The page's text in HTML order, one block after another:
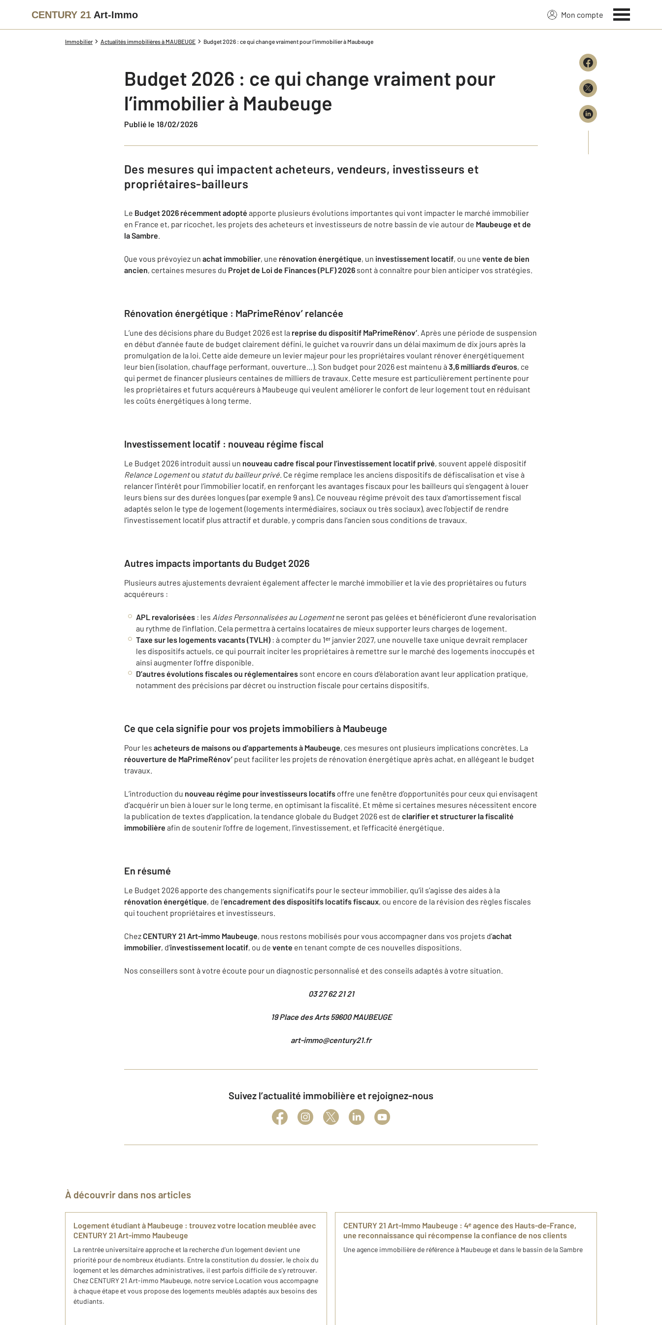
CENTURY 21 Art-Immo Mon compte
Immobilier Actualités immobilières à MAUBEUGE Budget 2026 : ce qui change vraiment pour l’immobilier à Maubeuge
Budget 2026 : ce qui change vraiment pour
l’immobilier à Maubeuge
Publié le 18/02/2026
Des mesures qui impactent acheteurs, vendeurs, investisseurs et
propriétaires-bailleurs
Le Budget 2026 récemment adopté apporte plusieurs évolutions importantes qui vont impacter le marché immobilier
en France et, par ricochet, les projets des acheteurs et investisseurs de notre bassin de vie autour de Maubeuge et de
la Sambre.
Que vous prévoyiez un achat immobilier, une rénovation énergétique, un investissement locatif, ou une vente de bien
ancien, certaines mesures du Projet de Loi de Finances (PLF) 2026 sont à connaître pour bien anticiper vos stratégies.
Rénovation énergétique : MaPrimeRénov’ relancée
L’une des décisions phare du Budget 2026 est la reprise du dispositif MaPrimeRénov’. Après une période de suspension
en début d’année faute de budget clairement défini, le guichet va rouvrir dans un délai maximum de dix jours après la
promulgation de la loi. Cette aide demeure un levier majeur pour les propriétaires voulant rénover énergétiquement
leur bien (isolation, chauffage performant, ouverture…). Son budget pour 2026 est maintenu à 3,6 milliards d’euros, ce
qui permet de financer plusieurs centaines de milliers de travaux. Cette mesure est particulièrement pertinente pour
les propriétaires et futurs acquéreurs à Maubeuge qui veulent améliorer le confort de leur logement tout en réduisant
les coûts énergétiques à long terme.
Investissement locatif : nouveau régime fiscal
Le Budget 2026 introduit aussi un nouveau cadre fiscal pour l’investissement locatif privé, souvent appelé dispositif
Relance Logementou statut du bailleur privé. Ce régime remplace les anciens dispositifs de défiscalisation et vise à
relancer l’intérêt pour l’immobilier locatif, en renforçant les avantages fiscaux pour les bailleurs qui s’engagent à louer
leurs biens sur des durées longues (par exemple 9 ans). Ce nouveau régime prévoit des taux d’amortissement fiscal
adaptés selon le type de logement (logements intermédiaires, sociaux ou très sociaux), avec l’objectif de rendre
l’investissement locatif plus attractif et durable, y compris dans l’ancien sous conditions de travaux.
Autres impacts importants du Budget 2026
Plusieurs autres ajustements devraient également affecter le marché immobilier et la vie des propriétaires ou futurs
acquéreurs :
APL revalorisées : les Aides Personnalisées au Logementne seront pas gelées et bénéficieront d’une revalorisation
au rythme de l’inflation. Cela permettra à certains locataires de mieux supporter leurs charges de logement.
Taxe sur les logements vacants (TVLH) : à compter du 1ᵉʳ janvier 2027, une nouvelle taxe unique devrait remplacer
les dispositifs actuels, ce qui pourrait inciter les propriétaires à remettre sur le marché des logements inoccupés et
ainsi augmenter l’offre disponible.
D’autres évolutions fiscales ou réglementaires sont encore en cours d’élaboration avant leur application pratique,
notamment des précisions par décret ou instruction fiscale pour certains dispositifs.
Ce que cela signifie pour vos projets immobiliers à Maubeuge
Pour les acheteurs de maisons ou d’appartements à Maubeuge, ces mesures ont plusieurs implications concrètes. La
réouverture de MaPrimeRénov’ peut faciliter les projets de rénovation énergétique après achat, en allégeant le budget
travaux.
L’introduction du nouveau régime pour investisseurs locatifs offre une fenêtre d’opportunités pour ceux qui envisagent
d’acquérir un bien à louer sur le long terme, en optimisant la fiscalité. Et même si certaines mesures nécessitent encore
la publication de textes d’application, la tendance globale du Budget 2026 est de clarifier et structurer la fiscalité
immobilière afin de soutenir l’offre de logement, l’investissement, et l’efficacité énergétique.
En résumé
Le Budget 2026 apporte des changements significatifs pour le secteur immobilier, qu’il s’agisse des aides à la
rénovation énergétique, de l’encadrement des dispositifs locatifs fiscaux, ou encore de la révision des règles fiscales
qui touchent propriétaires et investisseurs.
ChezCENTURY 21 Art-immo Maubeuge, nous restons mobilisés pour vous accompagner dans vos projets d’achat
immobilier, d’investissement locatif, ou de vente en tenant compte de ces nouvelles dispositions.
Nos conseillers sont à votre écoute pour un diagnostic personnalisé et des conseils adaptés à votre situation.
03 27 62 21 21
19 Place des Arts 59600 MAUBEUGE
art-immo@century21.fr
Suivez l’actualité immobilière et rejoignez-nous
À découvrir dans nos articles
Logement étudiant à Maubeuge : trouvez votre location meublée avec
CENTURY 21 Art-immo Maubeuge
La rentrée universitaire approche et la recherche d'un logement devient une
priorité pour de nombreux étudiants. Entre la constitution du dossier, le choix du
logement et les démarches administratives, il est parfois difficile de s'y retrouver.
Chez CENTURY 21 Art-immo Maubeuge, notre service Location vous accompagne
à chaque étape et vous propose des logements meublés adaptés aux besoins des
étudiants.
CENTURY 21 Art-Immo Maubeuge : 4ᵉ agence des Hauts-de-France,
une reconnaissance qui récompense la confiance de nos clients
Une agence immobilière de référence à Maubeuge et dans le bassin de la Sambre